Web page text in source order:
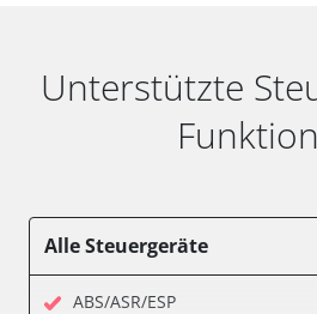
Unterstützte
Alle Steuergeräte
ABS/ASR/ESP